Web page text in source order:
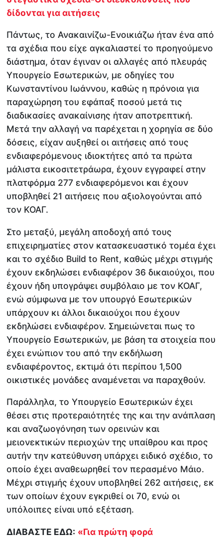
δίδονται για αιτήσεις
Πάντως, το Ανακαινίζω-Ενοικιάζω ήταν ένα από
τα σχέδια που είχε αγκαλιαστεί το προηγούμενο
διάστημα, όταν έγιναν οι αλλαγές από πλευράς
Υπουργείο Εσωτερικών, με οδηγίες του
Κωνσταντίνου Ιωάννου, καθώς η πρόνοια για
παραχώρηση του εφάπαξ ποσού μετά τις
διαδικασίες ανακαίνισης ήταν αποτρεπτική.
Μετά την αλλαγή να παρέχεται η χορηγία σε δύο
δόσεις, είχαν αυξηθεί οι αιτήσεις από τους
ενδιαφερόμενους ιδιοκτήτες από τα πρώτα
μάλιστα εικοσιτετράωρα, έχουν εγγραφεί στην
πλατφόρμα 277 ενδιαφερόμενοι και έχουν
υποβληθεί 21 αιτήσεις που αξιολογούνται από
τον ΚΟΑΓ.
Στο μεταξύ, μεγάλη αποδοχή από τους
επιχειρηματίες στον κατασκευαστικό τομέα έχει
και το σχέδιο Build to Rent, καθώς μέχρι στιγμής
έχουν εκδηλώσει ενδιαφέρον 36 δικαιούχοι, που
έχουν ήδη υπογράψει συμβόλαιο με τον ΚΟΑΓ,
ενώ σύμφωνα με τον υπουργό Εσωτερικών
υπάρχουν κι άλλοι δικαιούχοι που έχουν
εκδηλώσει ενδιαφέρον. Σημειώνεται πως το
Υπουργείο Εσωτερικών, με βάση τα στοιχεία που
έχει ενώπιον του από την εκδήλωση
ενδιαφέροντος, εκτιμά ότι περίπου 1,500
οικιστικές μονάδες αναμένεται να παραχθούν.
Παράλληλα, το Υπουργείο Εσωτερικών έχει
θέσει στις προτεραιότητές της και την ανάπλαση
και αναζωογόνηση των ορεινών και
μειονεκτικών περιοχών της υπαίθρου και προς
αυτήν την κατεύθυνση υπάρχει ειδικό σχέδιο, το
οποίο έχει αναθεωρηθεί τον περασμένο Μάιο.
Μέχρι στιγμής έχουν υποβληθεί 262 αιτήσεις, εκ
των οποίων έχουν εγκριθεί οι 70, ενώ οι
υπόλοιπες είναι υπό εξέταση.
ΔΙΑΒΑΣΤΕ ΕΔΩ: «Για πρώτη φορά